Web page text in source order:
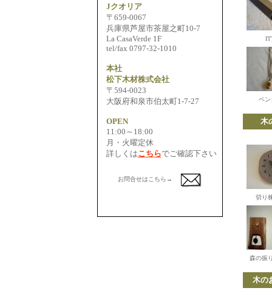
ペン
木
切り
森の振
木の
Jクオリア
〒659-0067
兵庫県芦屋市茶屋之町10-7
La CasaVerde 1F
tel/fax 0797-32-1010
本社
松下木材株式会社
〒594-0023
大阪府和泉市伯太町1-7-27
OPEN
11:00～18:00
月・火曜定休
詳しくはこちらでご確認下さい
お問合せはこちら→